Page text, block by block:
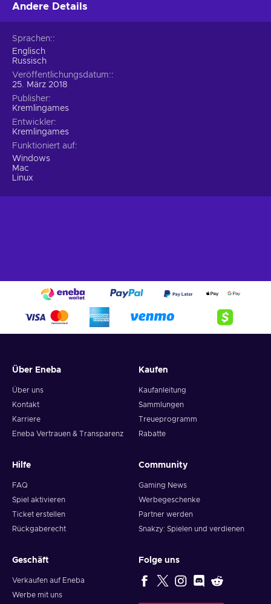
Andere Details
Sprachen:
Englisch
Russisch
Veröffentlichungsdatum:
25. März 2018
Publisher
Kremlingames
Entwickler
Kremlingames
Funktioniert auf
Windows
Mac
Linux
Über Eneba
Über uns
Kontakt
Karriere
Eneba Vertrauen & Transparenz
Kaufen
Kaufanleitung
Sammlungen
Treueprogramm
Rabatte
Hilfe
FAQ
Spiel aktivieren
Ticket erstellen
Rückgaberecht
Community
Gaming News
Werbegeschenke
Partner werden
Snakzy: Spielen und verdienen
Geschäft
Verkaufen auf Eneba
Werbe mit uns
Folge uns